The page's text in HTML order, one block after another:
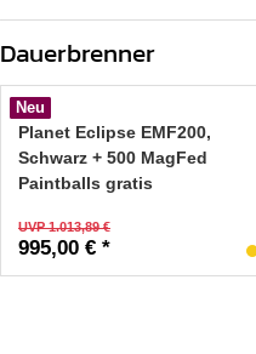
Dauerbrenner
Neu
Planet Eclipse EMF200,
Schwarz + 500 MagFed
Paintballs gratis
UVP 1.013,89 €
995,00 € *